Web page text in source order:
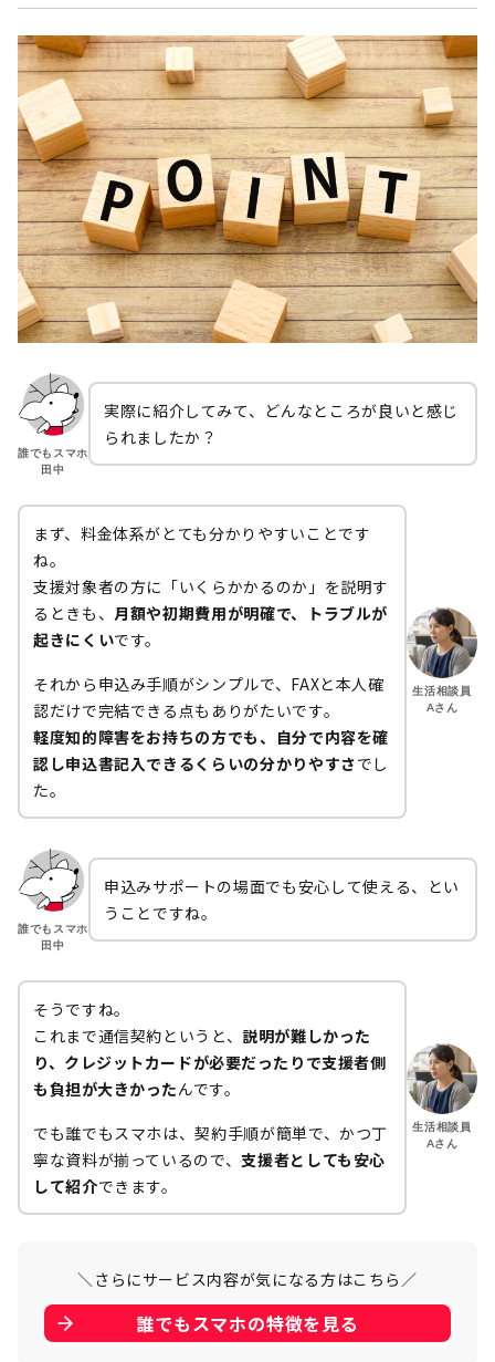
誰でもスマホ
田中
実際に紹介してみて、どんなところが良いと感じ
られましたか？
生活相談員
Aさん
まず、料金体系がとても分かりやすいことです
ね。
支援対象者の方に「いくらかかるのか」を説明す
るときも、 月額や初期費用が明確で、トラブルが
起きにくいです。
それから申込み手順がシンプルで、FAXと本人確
認だけで完結できる点もありがたいです。
軽度知的障害をお持ちの方でも、自分で内容を確
認し申込書記入できるくらいの分かりやすさ でし
た。
誰でもスマホ
田中
申込みサポートの場面でも安心して使える、とい
うことですね。
生活相談員
Aさん
そうですね。
これまで通信契約というと、説明が難しかった
り、クレジットカードが必要だったりで支援者側
も負担が大きかったんです。
でも誰でもスマホは、契約手順が簡単で、かつ丁
寧な資料が揃っているので、支援者としても安心
して紹介できます。
＼さらにサービス内容が気になる方はこちら／
誰でもスマホの特徴を見る